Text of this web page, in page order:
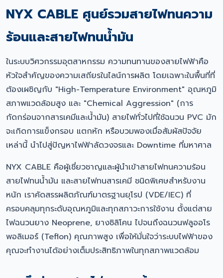
NYX CABLE ศูนย์รวมสายไฟทนความ
ร้อนและสายไฟทนน้ำมัน
ในระบบวิศวกรรมอุตสาหกรรม ความทนทานของสายไฟฟ้าคือ
หัวใจสำคัญของความเสถียรในไลน์การผลิต โดยเฉพาะในพื้นที่ที่
ต้องเผชิญกับ "High-Temperature Environment" อุณหภูมิ
สภาพแวดล้อมสูง และ "Chemical Aggression" (การ
กัดกร่อนจากสารเคมีและน้ำมัน) สายไฟทั่วไปที่ใช้ฉนวน PVC มัก
จะเกิดการแข็งกรอบ แตกหัก หรือบวมพองเมื่อสัมผัสปัจจัย
เหล่านี้ นำไปสู่ปัญหาไฟฟ้าลัดวงจรและ Downtime ที่มหาศาล
NYX CABLE คือผู้เชี่ยวชาญและผู้นำเข้าสายไฟทนความร้อน
สายไฟทนน้ำมัน และสายไฟทนสารเคมี ชนิดพิเศษสำหรับงาน
หนัก เราคัดสรรผลิตภัณฑ์มาตรฐานยุโรป (VDE/IEC) ที่
ครอบคลุมทุกระดับอุณหภูมิและทุกสภาวะการใช้งาน ตั้งแต่สาย
ไฟฉนวนยาง Neoprene, ยางซิลิโคน ไปจนถึงฉนวนฟลูออโร
พอลิเมอร์ (Teflon) คุณภาพสูง เพื่อให้มั่นใจว่าระบบไฟฟ้าของ
คุณจะทำงานได้อย่างเต็มประสิทธิภาพในทุกสภาพแวดล้อม